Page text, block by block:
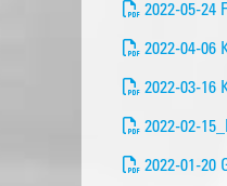
2022-05-24
2022-04-06
2022-03-16
2022-02-
2022-01-20